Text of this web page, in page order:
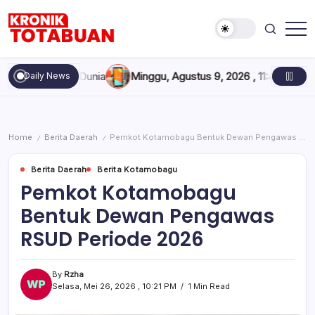
content
Totabuan
hari
ini
Kronik
Daily News
Dunia Minggu, Agustus 9, 2026 , 11:40 AMKredit BNI
Home / Berita Daerah / Pemkot Kotamobagu Bentuk Dewan Pengawas RSUD Periode 2026
Berita Daerah Berita Kotamobagu
Pemkot Kotamobagu
Bentuk Dewan Pengawas
RSUD Periode 2026
By Rzha
Selasa, Mei 26, 2026 , 10:21 PM
1 Min Read